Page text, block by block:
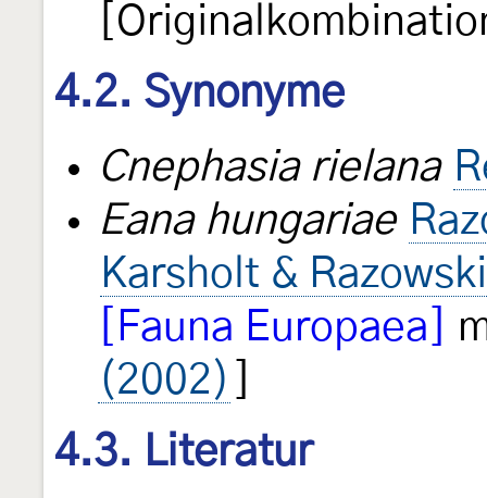
4.2. Synonyme
Cnephasia rielana
Eana hungariae
Karsholt &
[Fauna Europaea]
(2002)
4.3. Literatur